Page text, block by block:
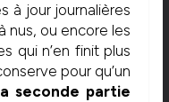
à jour journalières
nus, ou encore les
qui n’en finit plus
pour qu’un
seconde partie